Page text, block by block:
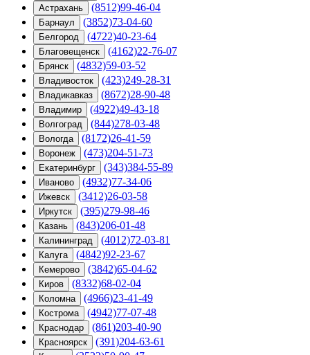
Астрахань (8512)99-46-04
Барнаул (3852)73-04-60
Белгород (4722)40-23-64
Благовещенск (4162)22-76-07
Брянск (4832)59-03-52
Владивосток (423)249-28-31
Владикавказ (8672)28-90-48
Владимир (4922)49-43-18
Волгоград (844)278-03-48
Вологда (8172)26-41-59
Воронеж (473)204-51-73
Екатеринбург (343)384-55-89
Иваново (4932)77-34-06
Ижевск (3412)26-03-58
Иркутск (395)279-98-46
Казань (843)206-01-48
Калининград (4012)72-03-81
Калуга (4842)92-23-67
Кемерово (3842)65-04-62
Киров (8332)68-02-04
Коломна (4966)23-41-49
Кострома (4942)77-07-48
Краснодар (861)203-40-90
Красноярск (391)204-63-61